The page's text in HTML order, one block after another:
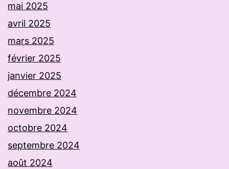
mai 2025
avril 2025
mars 2025
février 2025
janvier 2025
décembre 2024
novembre 2024
octobre 2024
septembre 2024
août 2024